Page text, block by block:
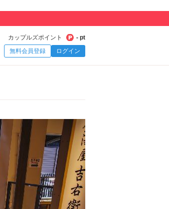
カップルズポイント
- pt
無料会員登録
ログイン